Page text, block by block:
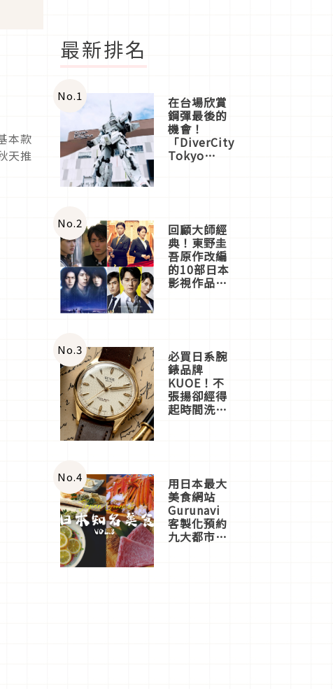
本款
天推
最新排名
No.1 在台場欣賞
鋼彈最後的
機會！
「DiverCity
Tokyo
體驗
No.2 回顧大師經
典！東野圭
吾原作改編
的10部日本
影視作品推
No.3 必買日系腕
錶品牌
KUOE！不
張揚卻經得
起時間洗鍊
No.4 用日本最大
美食網站
Gurunavi
客製化預約
九大都市餐